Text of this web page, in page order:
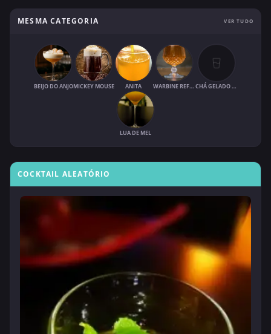
MESMA CATEGORIA VER TUDO
BEIJO DO ANJOMICKEY MOUSE ANITA WARBINE REFRESCANTE CHÁ GELADO COM SUCO DE FRUTAS
LUA DE MEL
COCKTAIL ALEATÓRIO